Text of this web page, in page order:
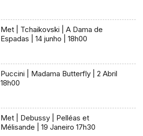
Met | Tchaikovski | A Dama de
Espadas | 14 junho | 18h00
Puccini | Madama Butterfly | 2 Abril
18h00
Met | Debussy | Pelléas et
Mélisande | 19 Janeiro 17h30